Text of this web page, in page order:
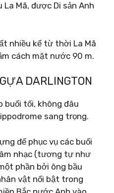
Mã, được Di sản Anh
nhiều kể từ thời La Mã
cách mặt nước 90 m.
DARLINGTON
buổi tối, không đâu
sang trọng.
để phục vụ các buổi
nhạc (tương tự như
phần bởi ông bầu
vật nổi bật trong